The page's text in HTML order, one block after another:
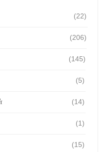
(22)
(206)
(145)
(5)
(14)
(1)
(15)